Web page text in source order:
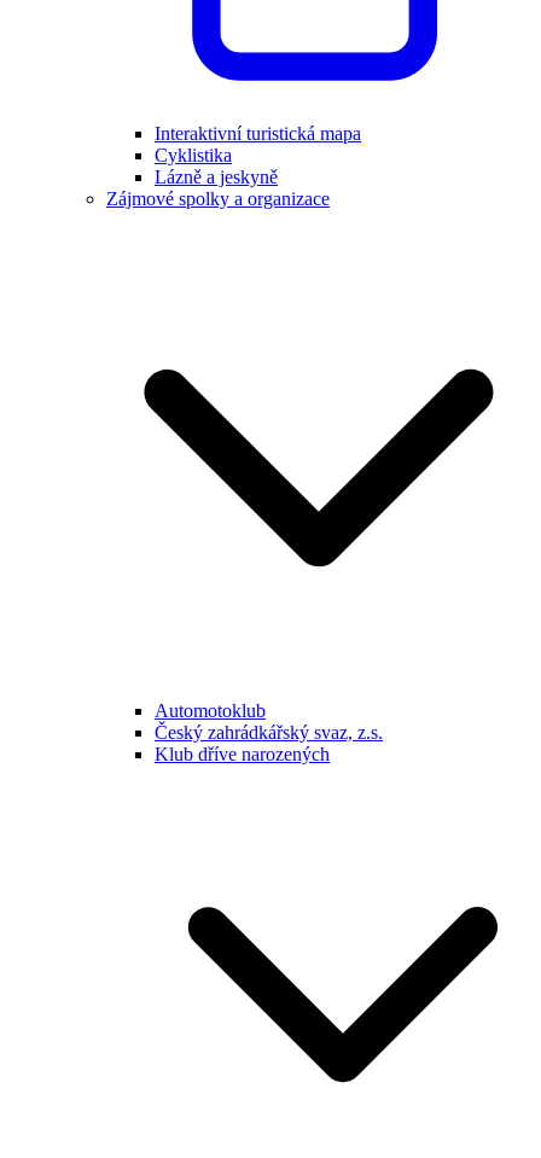
Interaktivní turistická mapa
Cyklistika
Lázně a jeskyně
Zájmové spolky a organizace
Automotoklub
Český zahrádkářský svaz, z.s.
Klub dříve narozených